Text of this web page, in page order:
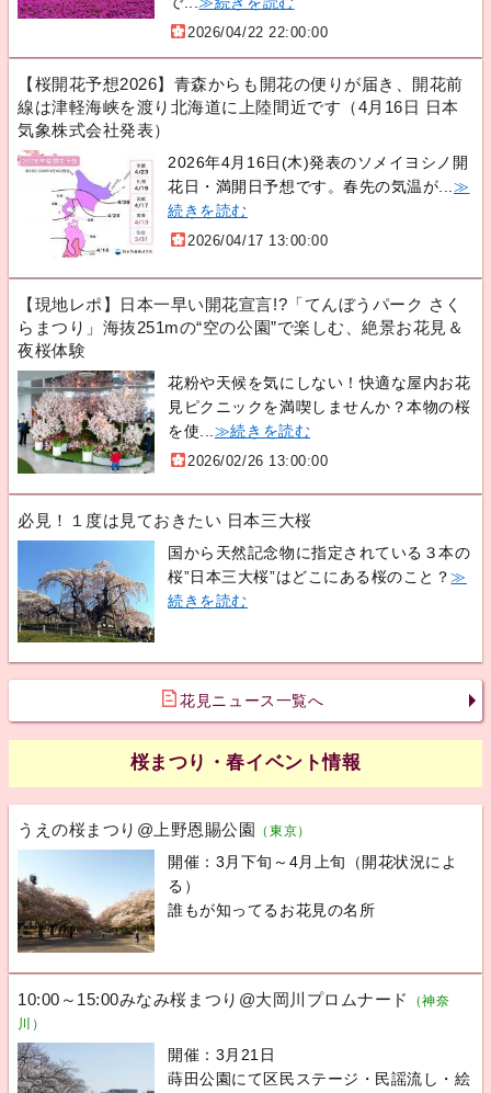
2026/04/22 22:00:00
【桜開花予想2026】青森からも開花の便りが届き、開花前
線は津軽海峡を渡り北海道に上陸間近です（4月16日 日本
気象株式会社発表）
2026年4月16日(木)発表のソメイヨシノ開
花日・満開日予想です。春先の気温が... ≫
続きを読む
2026/04/17 13:00:00
【現地レポ】日本一早い開花宣言!?「てんぼうパーク さく
らまつり」海抜251mの“空の公園”で楽しむ、絶景お花見＆
夜桜体験
花粉や天候を気にしない！快適な屋内お花
見ピクニックを満喫しませんか？本物の桜
を使... ≫続きを読む
2026/02/26 13:00:00
必見！１度は見ておきたい 日本三大桜
国から天然記念物に指定されている３本の
桜”日本三大桜”はどこにある桜のこと？≫
続きを読む
花見ニュース一覧へ
桜まつり・春イベント情報
うえの桜まつり@上野恩賜公園 （東京）
開催：3月下旬～4月上旬（開花状況によ
る）
誰もが知ってるお花見の名所
10:00～15:00みなみ桜まつり@大岡川プロムナード
（神奈
川）
開催：3月21日
蒔田公園にて区民ステージ・民謡流し・絵